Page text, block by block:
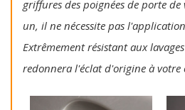
griffures des poignées de porte
un, il ne nécessite pas
Extrêmement résistant aux
redonnera l'éclat d'origine à votre